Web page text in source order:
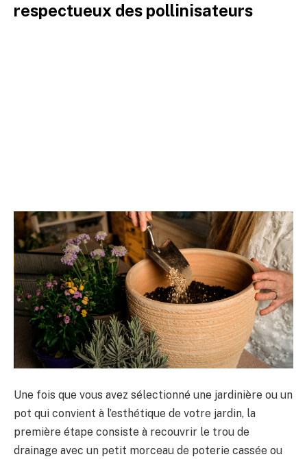
respectueux des pollinisateurs
Une fois que vous avez sélectionné une jardinière ou un
pot qui convient à l’esthétique de votre jardin, la
première étape consiste à recouvrir le trou de
drainage avec un petit morceau de poterie cassée ou